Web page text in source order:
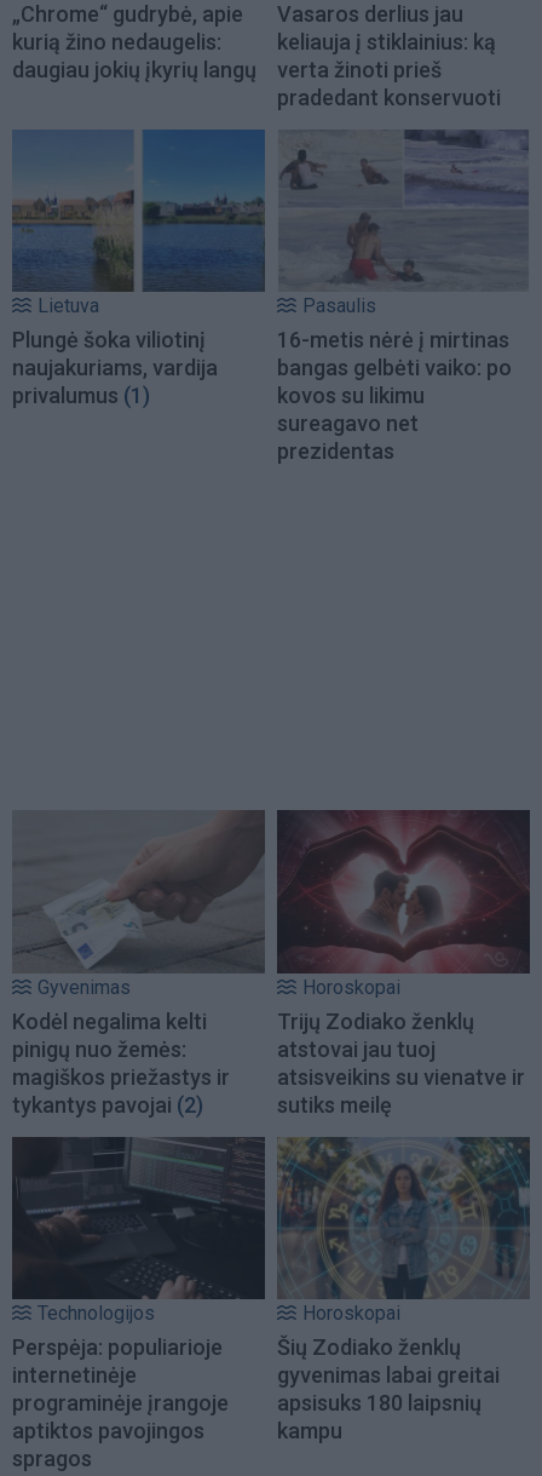
„Chrome“ gudrybė, apie
kurią žino nedaugelis:
daugiau jokių įkyrių langų
Vasaros derlius jau
keliauja į stiklainius: ką
verta žinoti prieš
pradedant konservuoti
Lietuva
Plungė šoka viliotinį
naujakuriams, vardija
privalumus (1)
Pasaulis
16-metis nėrė į mirtinas
bangas gelbėti vaiko: po
kovos su likimu
sureagavo net
prezidentas
Gyvenimas
Kodėl negalima kelti
pinigų nuo žemės:
magiškos priežastys ir
tykantys pavojai (2)
Horoskopai
Trijų Zodiako ženklų
atstovai jau tuoj
atsisveikins su vienatve ir
sutiks meilę
Technologijos
Perspėja: populiarioje
internetinėje
programinėje įrangoje
aptiktos pavojingos
spragos
Horoskopai
Šių Zodiako ženklų
gyvenimas labai greitai
apsisuks 180 laipsnių
kampu